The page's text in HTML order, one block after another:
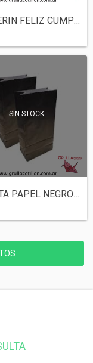
BANDERIN FELIZ CUMPLE BATMAN
SIN STOCK
BOLSITA PAPEL NEGRO x10